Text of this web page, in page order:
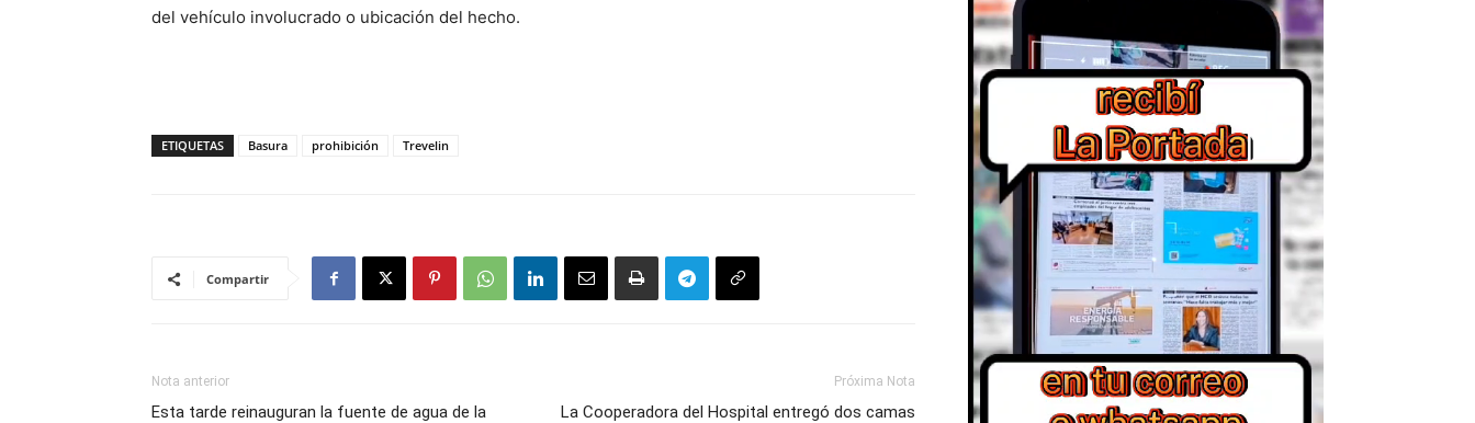
del vehículo involucrado o ubicación del hecho.
ETIQUETAS Basura prohibición Trevelin
Compartir
Nota anterior
Esta tarde reinauguran la fuente de agua de la
Próxima Nota
La Cooperadora del Hospital entregó dos camas